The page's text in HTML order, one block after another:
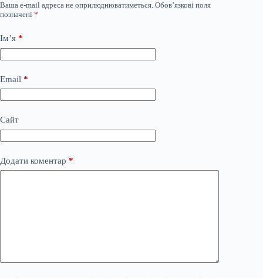
Ваша e-mail адреса не оприлюднюватиметься. Обов’язкові поля
позначені *
Ім’я *
Email *
Сайт
Додати коментар *